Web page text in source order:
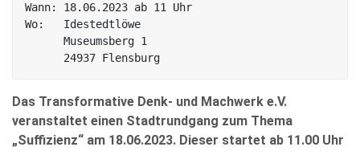
Wann: 18.06.2023 ab 11 Uhr
Wo:   Idestedtlöwe
      Museumsberg 1
      24937 Flensburg
Das Transformative Denk- und Machwerk e.V.
veranstaltet einen Stadtrundgang zum Thema
„Suffizienz“ am 18.06.2023. Dieser startet ab 11.00 Uhr